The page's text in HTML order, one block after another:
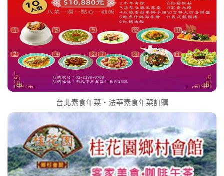
台北素食年菜‧法華素食年菜訂購